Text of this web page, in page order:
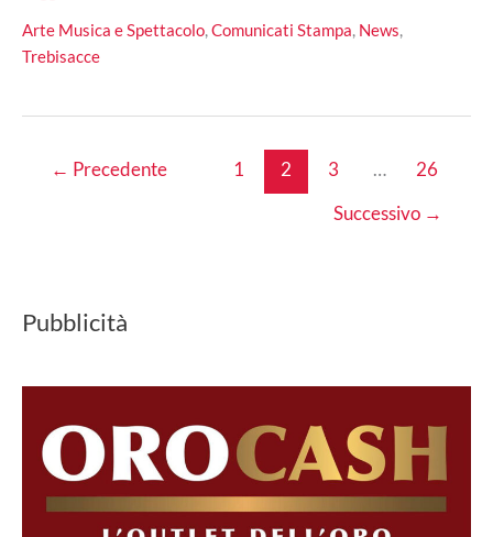
pianista
cosentina
Perrotta
concerto
Arte Musica e Spettacolo,Comunicati Stampa, News,
Trebisacce
← Precedente 1 2 3 …
26
Successivo →
Pubblicità